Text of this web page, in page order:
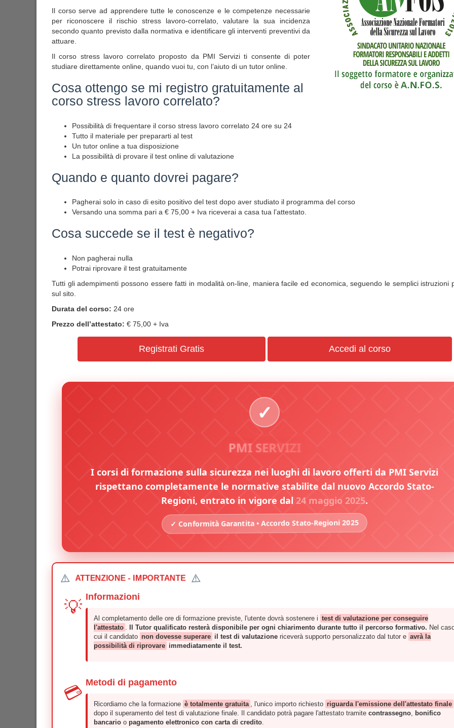
Il corso serve ad apprendere tutte le conoscenze e le competenze necessarie
per riconoscere il rischio stress lavoro-correlato, valutare la sua incidenza
secondo quanto previsto dalla normativa e identificare gli interventi preventivi da
attuare.
Il corso stress lavoro correlato proposto da PMI Servizi ti consente di poter
studiare direttamente online, quando vuoi tu, con l’aiuto di un tutor online.
Cosa ottengo se mi registro gratuitamente al
corso stress lavoro correlato?
Possibilità di frequentare il corso stress lavoro correlato 24 ore su 24
Tutto il materiale per prepararti al test
Un tutor online a tua disposizione
La possibilità di provare il test online di valutazione
Quando e quanto dovrei pagare?
Pagherai solo in caso di esito positivo del test dopo aver studiato il programma del corso
Versando una somma pari a € 75,00 + Iva riceverai a casa tua l’attestato.
Cosa succede se il test è negativo?
Non pagherai nulla
Potrai riprovare il test gratuitamente
Tutti gli adempimenti possono essere fatti in modalità on-line, maniera facile ed economica, seguendo le semplici istruzioni
sul sito.
Durata del corso: 24 ore
Prezzo dell’attestato: € 75,00 + Iva
Registrati Gratis Accedi al corso
PMI SERVIZI
I corsi di formazione sulla sicurezza nei luoghi di lavoro offerti da PMI Servizi
rispettano completamente le normative stabilite dal nuovo Accordo Stato-
Regioni, entrato in vigore dal 24 maggio 2025.
✓ Conformità Garantita • Accordo Stato-Regioni 2025
⚠️ ATTENZIONE - IMPORTANTE ⚠️
💡 Informazioni
Al completamento delle ore di formazione previste, l'utente dovrà sostenere i test di valutazione per conseguire
l'attestato
Il Tutor qualificato resterà disponibile per ogni chiarimento durante tutto il percorso formativo. Nel
cui il candidato non dovesse superare il test di valutazione riceverà supporto personalizzato dal tutor e avrà la
possibilità di riprovare immediatamente il test.
💳
Metodi di pagamento
Ricordiamo che la formazione è totalmente gratuita , l'unico importo richiesto riguarda l'emissione dell'attestato finale
dopo il superamento del test di valutazione finale. Il candidato potrà pagare l'attestato tramite contrassegno bonifico
bancario o pagamento elettronico con carta di credito